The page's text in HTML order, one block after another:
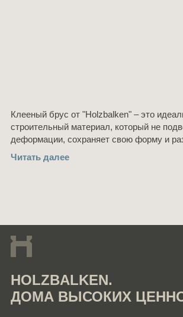
Клееный брус от "Holzbalken" – это
строительный материал, который не
деформации, сохраняет свою форму и
течением времени. В качестве сырья
высококачественная сосна и ель c
Читать далее
HOLZBALKEN.
ДОМА ВЫСОКИХ